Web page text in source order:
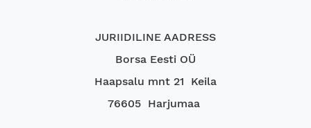
JURIIDILINE AADRESS
Borsa Eesti OÜ
Haapsalu mnt 21 Keila
76605 Harjumaa